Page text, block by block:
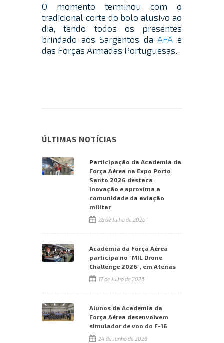
O momento terminou com o
tradicional corte do bolo alusivo ao
dia, tendo todos os presentes
brindado aos Sargentos daAFA e
das Forças Armadas Portuguesas.
ÚLTIMAS NOTÍCIAS
Participação da Academia da
Força Aérea na Expo Porto
Santo 2026 destaca
inovação e aproxima a
comunidade da aviação
militar
26 de Julho de 2026
Academia da Força Aérea
participa no "MIL Drone
Challenge 2026", em Atenas
17 de Julho de 2026
Alunos da Academia da
Força Aérea desenvolvem
simulador de voo do F-16
24 de Junho de 2026